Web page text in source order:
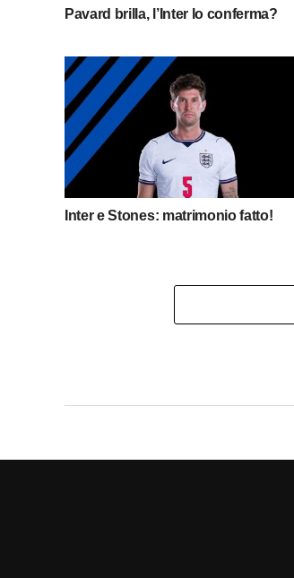
Pavard brilla, l’Inter lo conferma?
Inter e Stones: matrimonio fatto!